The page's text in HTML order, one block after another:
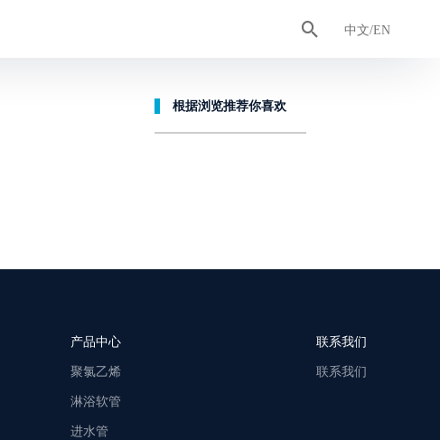
 中文/EN
根据浏览推荐你喜欢
产品中心
聚氯乙烯
淋浴软管
进水管
联系我们
联系我们